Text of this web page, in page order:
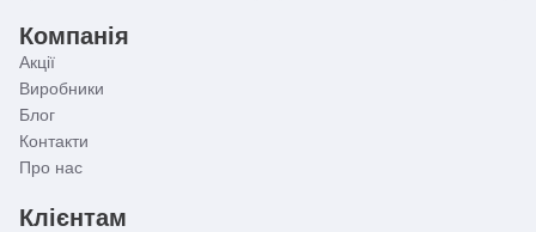
Компанія
Акції
Виробники
Блог
Контакти
Про нас
Клієнтам